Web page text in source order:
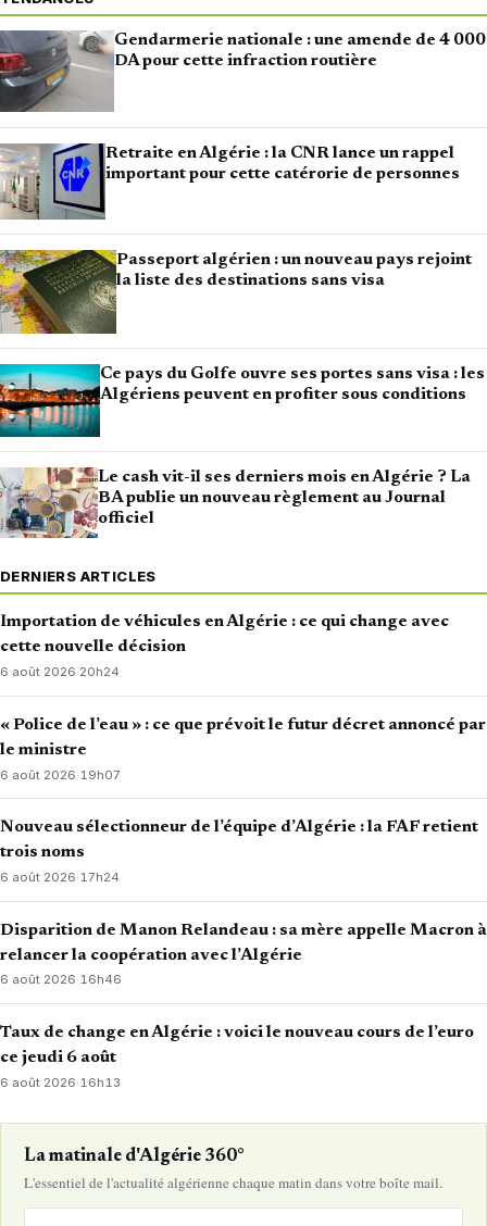
Gendarmerie nationale : une amende de 4 000
DA pour cette infraction routière
Retraite en Algérie : la CNR lance un rappel
important pour cette catérorie de personnes
Passeport algérien : un nouveau pays rejoint
la liste des destinations sans visa
Ce pays du Golfe ouvre ses portes sans visa : les
Algériens peuvent en profiter sous conditions
Le cash vit-il ses derniers mois en Algérie ? La
BA publie un nouveau règlement au Journal
officiel
DERNIERS ARTICLES
Importation de véhicules en Algérie : ce qui change avec
cette nouvelle décision
6 août 2026·20h24
« Police de l’eau » : ce que prévoit le futur décret annoncé par
le ministre
6 août 2026· 19h07
Nouveau sélectionneur de l’équipe d’Algérie : la FAF retient
trois noms
6 août 2026·17h24
Disparition de Manon Relandeau : sa mère appelle Macron à
relancer la coopération avec l’Algérie
6 août 2026·16h46
Taux de change en Algérie : voici le nouveau cours de l’euro
ce jeudi 6 août
6 août 2026· 16h13
La matinale d'Algérie 360°
L'essentiel de l'actualité algérienne chaque matin dans votre boîte mail.